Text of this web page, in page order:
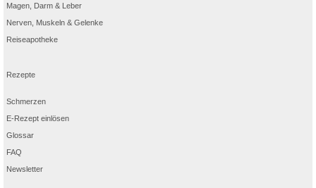
Magen, Darm & Leber
Nerven, Muskeln & Gelenke
Reiseapotheke
Rezepte
Schmerzen
E-Rezept einlösen
Glossar
FAQ
Newsletter